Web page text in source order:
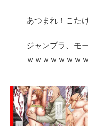
あつまれ！こた
ジャンプラ、モ
ｗｗｗｗｗｗｗｗ